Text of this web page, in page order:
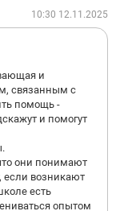
10:30 12.11.2025
и
связанным с
помощь -
и помогут
они понимают
если возникают
есть
опытом